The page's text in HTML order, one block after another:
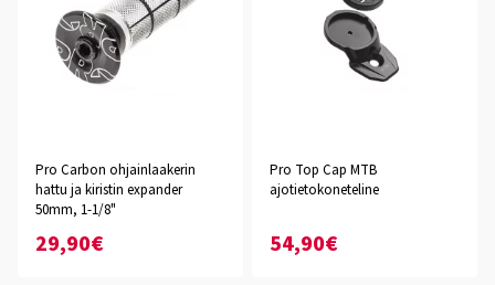
Pro Carbon ohjainlaakerin
hattu ja kiristin expander
50mm, 1-1/8"
29,90€
Pro Top Cap MTB
ajotietokoneteline
54,90€